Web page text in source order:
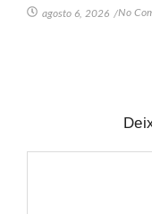
agosto 6, 2026 /No